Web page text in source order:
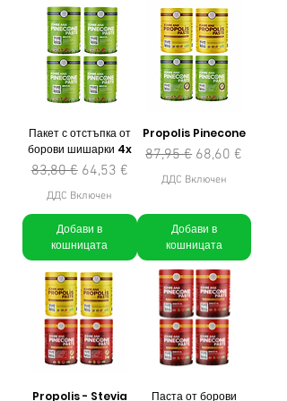
Пакет с отстъпка от
борови шишарки 4x
Редовна цена
83,80 € Продажна цена
64,53 €
ДДС Включен
Добави в
кошницата
Propolis Pinecone
Редовна цена
87,95 € Продажна цена
68,60 €
ДДС Включен
Добави в
кошницата
Propolis - Stevia
Паста от борови